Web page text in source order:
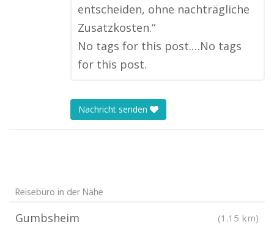
entscheiden, ohne nachträgliche
Zusatzkosten.“
No tags for this post.…No tags
for this post.
Nachricht senden
Reisebüro in der Nähe
Gumbsheim (1.15 km)